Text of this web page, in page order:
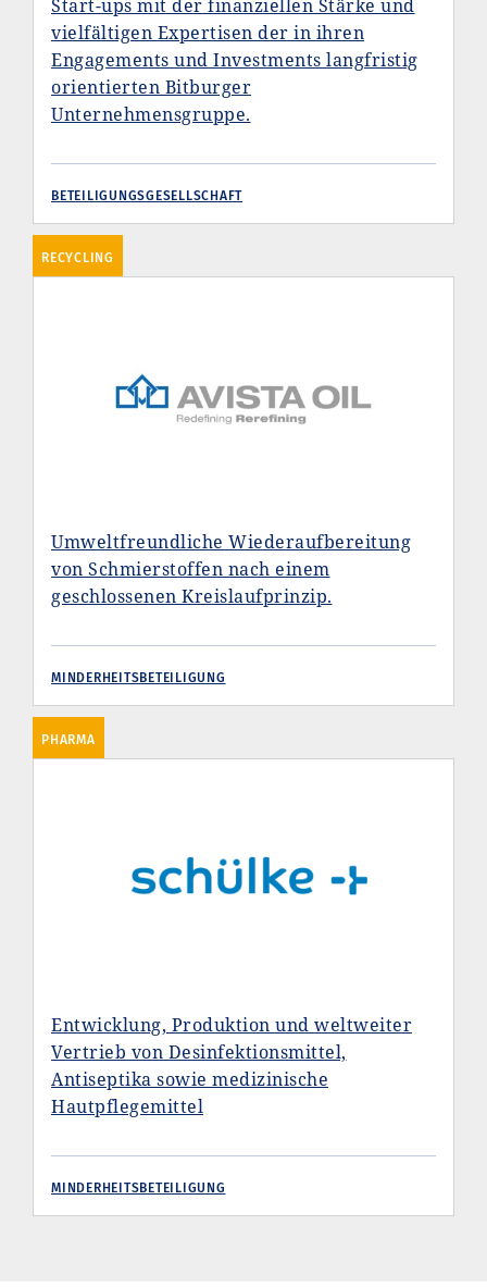
Start-ups mit der finanziellen Stärke und
vielfältigen Expertisen der in ihren
Engagements und Investments langfristig
orientierten Bitburger
Unternehmensgruppe.
BETEILIGUNGSGESELLSCHAFT
RECYCLING
Umweltfreundliche Wiederaufbereitung
von Schmierstoffen nach einem
geschlossenen Kreislaufprinzip.
MINDERHEITSBETEILIGUNG
PHARMA
Entwicklung, Produktion und weltweiter
Vertrieb von Desinfektionsmittel,
Antiseptika sowie medizinische
Hautpflegemittel
MINDERHEITSBETEILIGUNG